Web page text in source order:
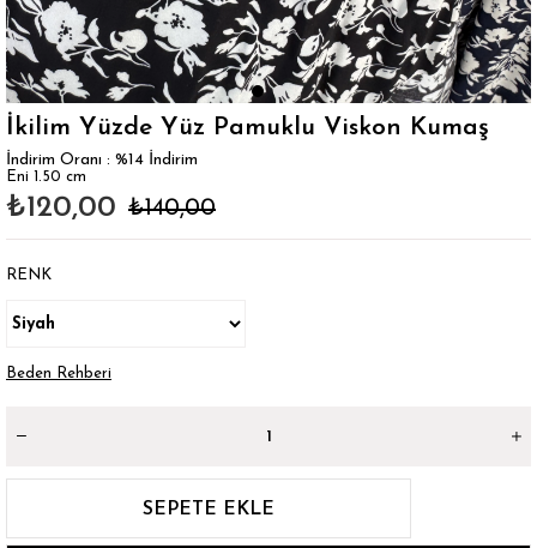
İkilim Yüzde Yüz Pamuklu Viskon Kumaş
İndirim Oranı : %14 İndirim
Eni 1.50 cm
₺140,00
₺120,00
RENK
Beden Rehberi